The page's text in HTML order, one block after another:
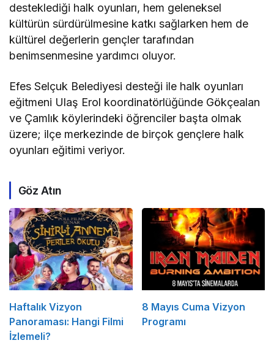
desteklediği halk oyunları, hem geleneksel
kültürün sürdürülmesine katkı sağlarken hem de
kültürel değerlerin gençler tarafından
benimsenmesine yardımcı oluyor.
Efes Selçuk Belediyesi desteği ile halk oyunları
eğitmeni Ulaş Erol koordinatörlüğünde Gökçealan
ve Çamlık köylerindeki öğrenciler başta olmak
üzere; ilçe merkezinde de birçok gençlere halk
oyunları eğitimi veriyor.
Göz Atın
Haftalık Vizyon
Panoraması: Hangi Filmi
İzlemeli?
8 Mayıs Cuma Vizyon
Programı